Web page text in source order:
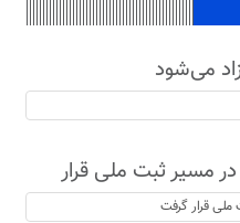
می‌شود
لامرد در مسیر ثبت ملی قرار